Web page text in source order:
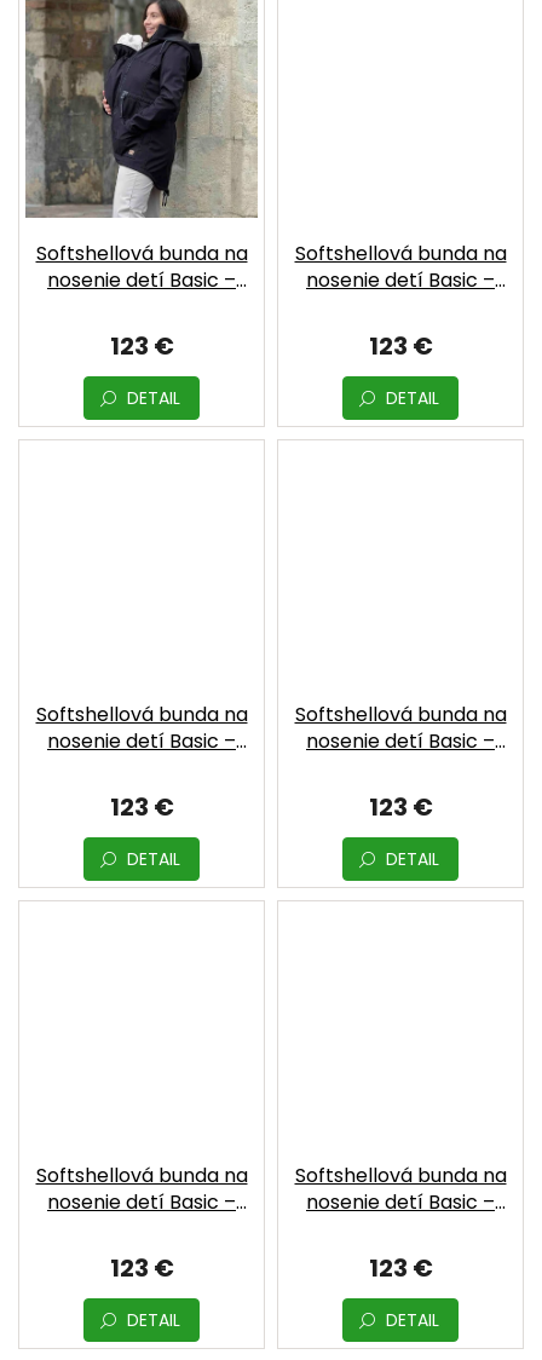
Softshellová bunda na
nosenie detí Basic –
123 €
DETAIL
Softshellová bunda na
nosenie detí Basic –
123 €
DETAIL
Softshellová bunda na
nosenie detí Basic –
123 €
DETAIL
Softshellová bunda na
nosenie detí Basic –
123 €
DETAIL
Softshellová bunda na
nosenie detí Basic –
123 €
DETAIL
Softshellová bunda na
nosenie detí Basic –
123 €
DETAIL